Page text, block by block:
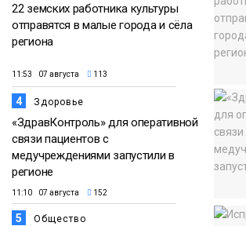
22 земских работника культуры
отправятся в малые города и сёла
региона
11:53 07 августа 113
4 Здоровье
«ЗдравКонтроль» для оперативной
связи пациентов с
медучреждениями запустили в
регионе
11:10 07 августа 152
5 Общество